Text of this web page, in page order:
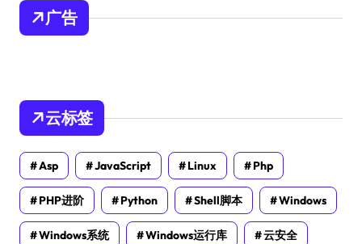
广告
云标签
Asp JavaScript Linux Php
PHP进阶 Python Shell脚本 Windows
Windows系统 Windows运行库 云安全